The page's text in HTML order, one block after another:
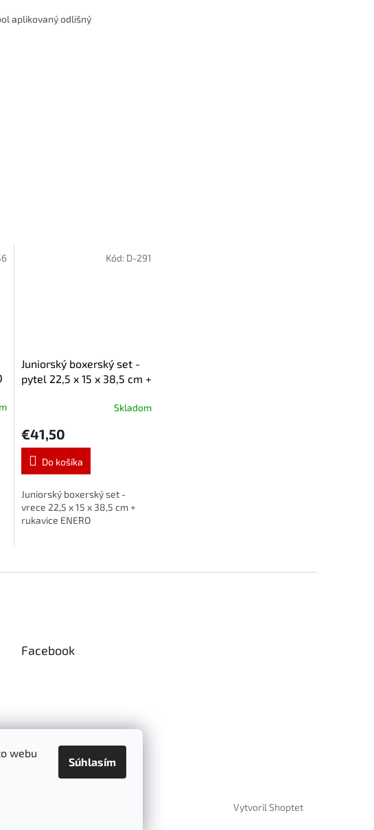
webu
Súhlasím
aplikovaný odlišný
Juniorský boxerský set -
pytel 22,5 x 15 x 38,5 cm +
Skladom
€41,50
Do košíka
Juniorský boxerský set -
vrece 22,5 x 15 x 38,5 cm +
rukavice ENERO
Kód: D-291
Facebook
Vytvoril Shoptet